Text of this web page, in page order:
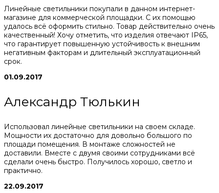
Линейные светильники покупали в данном интернет-
магазине для коммерческой площадки. С их помощью
удалось всё оформить стильно. Товар действительно очень
качественный! Хочу отметить, что изделия отвечают IP65,
что гарантирует повышенную устойчивость к внешним
негативным факторам и длительный эксплуатационный
срок.
01.09.2017
Александр Тюлькин
Использовал линейные светильники на своем складе.
Мощности их достаточно для довольно большого по
площади помещения. В монтаже сложностей не
доставили. Вместе с двумя своими сотрудниками всё
сделали очень быстро. Получилось хорошо, светло и
практично.
22.09.2017